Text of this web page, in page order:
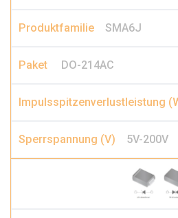
SMA6J
DO-214AC
5V-200V